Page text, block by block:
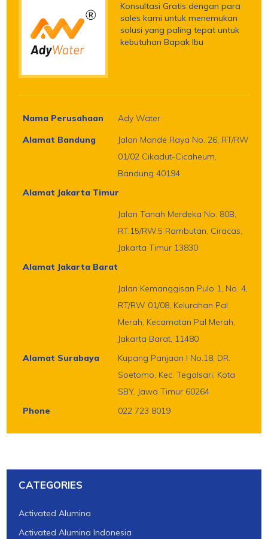
Konsultasi Gratis dengan para
sales kami untuk menemukan
solusi yang paling tepat untuk
kebutuhan Bapak Ibu
Nama Perusahaan
Ady Water
Alamat Bandung
Jalan Mande Raya No. 26, RT/RW
01/02 Cikadut-Cicaheum,
Bandung 40194
Alamat Jakarta Timur
Jalan Tanah Merdeka No. 80B,
RT.15/RW.5 Rambutan, Ciracas,
Jakarta Timur 13830
Alamat Jakarta Barat
Jalan Kemanggisan Pulo 1, No. 4,
RT/RW 01/08, Kelurahan Pal
Merah, Kecamatan Pal Merah,
Jakarta Barat, 11480
Alamat Surabaya
Kupang Panjaan I No.18, DR.
Soetomo, Kec. Tegalsari, Kota
SBY, Jawa Timur 60264
Phone
022 723 8019
CATEGORIES
Activated Alumina
Activated Alumina Indonesia